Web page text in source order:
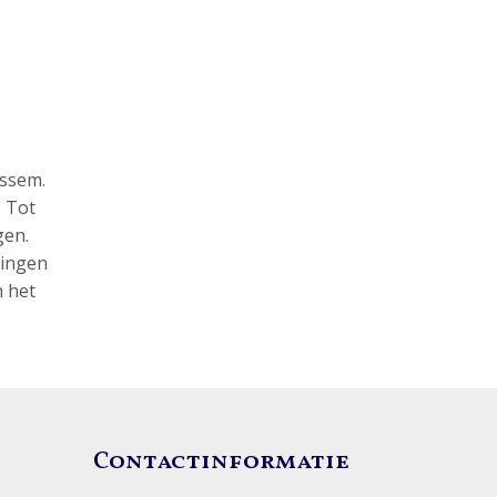
Tot
het
Contactinformatie